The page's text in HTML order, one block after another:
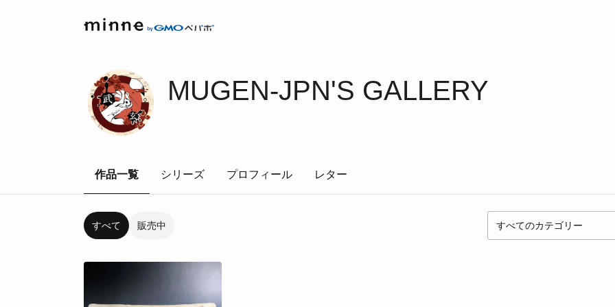
MUGEN-JPN'S GALLERY
作品一覧 シリーズ プロフィール レター
すべて 販売中